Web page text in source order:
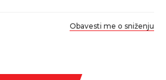
Obavesti me o sniženju